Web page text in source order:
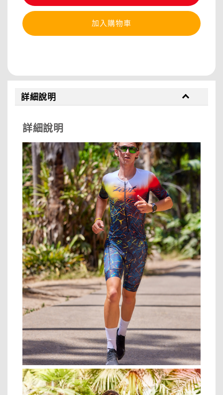
加入購物車
詳細說明
詳細說明